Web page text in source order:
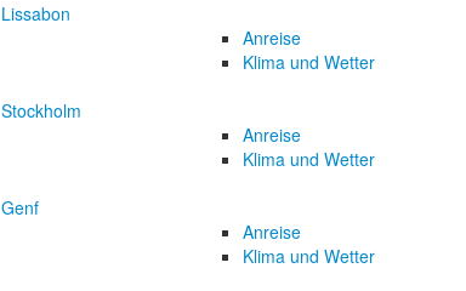
Lissabon
Anreise
Klima und Wetter
Stockholm
Anreise
Klima und Wetter
Genf
Anreise
Klima und Wetter